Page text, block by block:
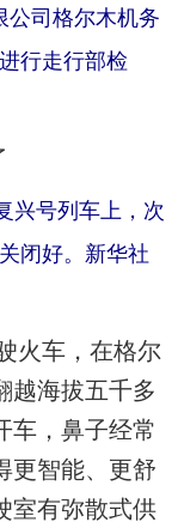
司格尔木机务
行走行部检
兴号列车上，次
闭好。新华社
车，在格尔
越海拔五千多
车，鼻子经常
更智能、更舒
有弥散式供